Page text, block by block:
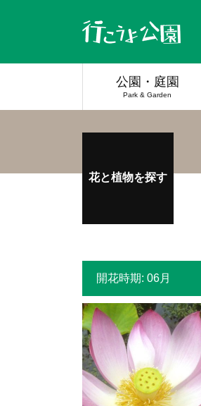
公園・庭園
Park & Garden
花と植物を探す
開花時期: 06月